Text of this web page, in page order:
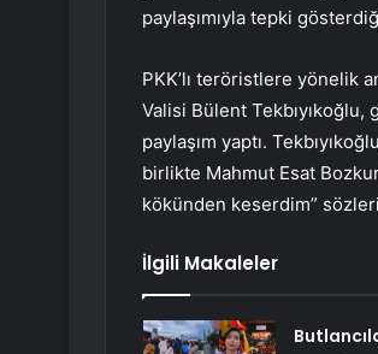
paylaşımıyla tepki
PKK’lı teröristlere yönelik
Valisi Bülent Tekbıyıkoğlu,
paylaşım yaptı.
birlikte Mahmut Esat
kökünden keserdim”
İlgili Makaleler